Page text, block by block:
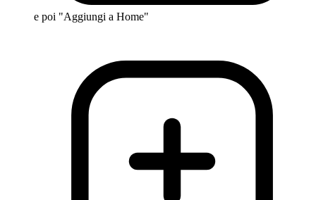
e poi "Aggiungi a Home"